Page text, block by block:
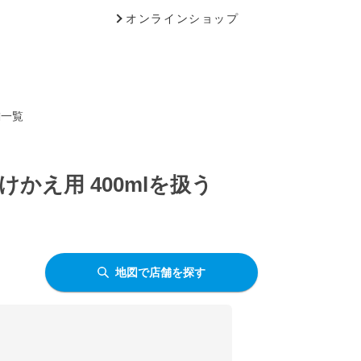
オンラインショップ
覧
かえ用 400mlを扱う
地図で店舗を探す